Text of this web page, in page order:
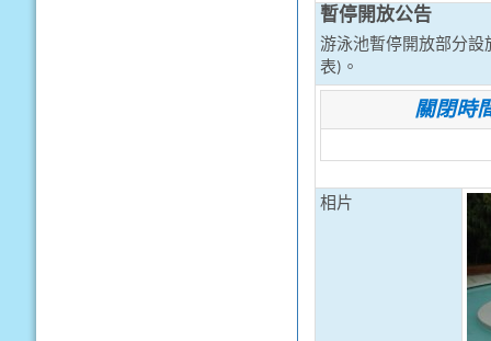
暫停開放公告
游泳池暫停開放部分設
表)。
關閉時
相片